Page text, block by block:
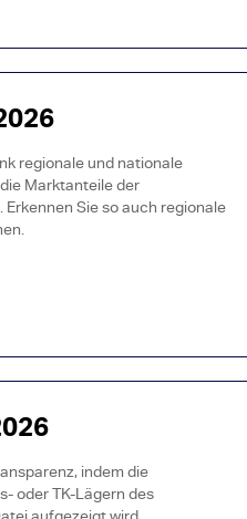
regionale und nationale
Marktanteile der
Sie so auch regionale
indem die
oder TK-Lägern des